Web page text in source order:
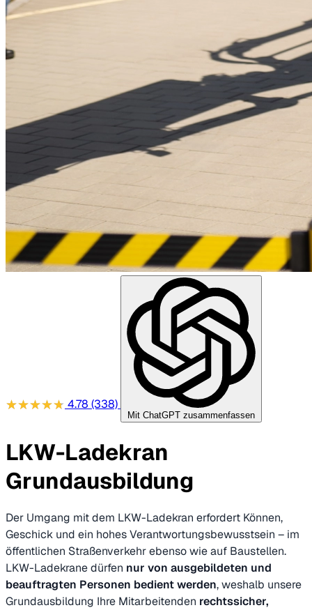
4.78 (338)
Mit ChatGPT zusammenfassen
LKW-Ladekran
Grundausbildung
Der Umgang mit dem LKW-Ladekran erfordert Können,
Geschick und ein hohes Verantwortungsbewusstsein – im
öffentlichen Straßenverkehr ebenso wie auf Baustellen.
LKW-Ladekrane dürfen nur von ausgebildeten und
beauftragten Personen bedient werden, weshalb unsere
Grundausbildung Ihre Mitarbeitenden rechtssicher,